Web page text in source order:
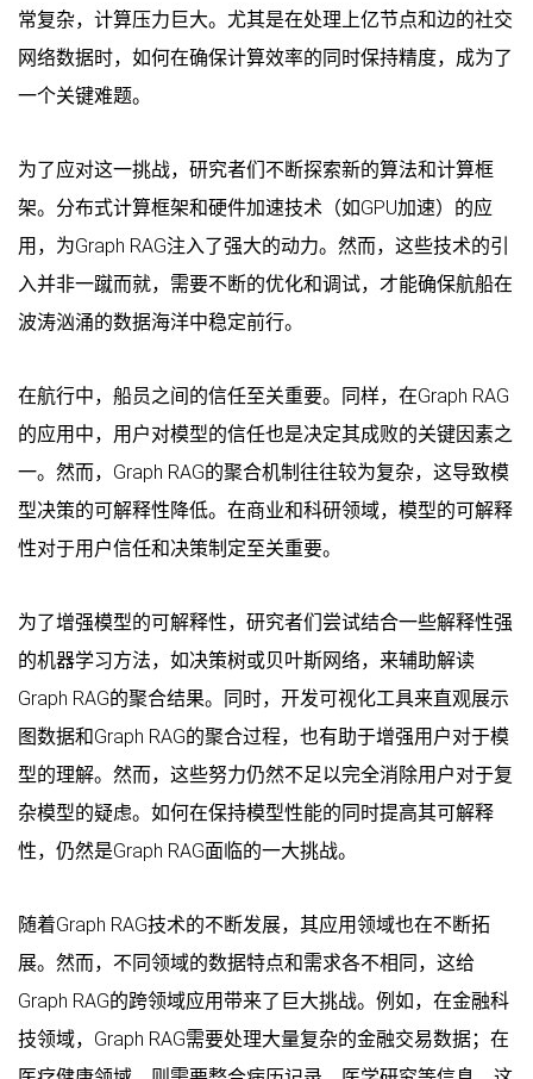
常复杂，计算压力巨大。尤其是在处理上亿节点和边的社交
网络数据时，如何在确保计算效率的同时保持精度，成为了
一个关键难题。
为了应对这一挑战，研究者们不断探索新的算法和计算框
架。分布式计算框架和硬件加速技术（如GPU加速）的应
用，为Graph RAG注入了强大的动力。然而，这些技术的引
入并非一蹴而就，需要不断的优化和调试，才能确保航船在
波涛汹涌的数据海洋中稳定前行。
在航行中，船员之间的信任至关重要。同样，在Graph RAG
的应用中，用户对模型的信任也是决定其成败的关键因素之
一。然而，Graph RAG的聚合机制往往较为复杂，这导致模
型决策的可解释性降低。在商业和科研领域，模型的可解释
性对于用户信任和决策制定至关重要。
为了增强模型的可解释性，研究者们尝试结合一些解释性强
的机器学习方法，如决策树或贝叶斯网络，来辅助解读
Graph RAG的聚合结果。同时，开发可视化工具来直观展示
图数据和Graph RAG的聚合过程，也有助于增强用户对于模
型的理解。然而，这些努力仍然不足以完全消除用户对于复
杂模型的疑虑。如何在保持模型性能的同时提高其可解释
性，仍然是Graph RAG面临的一大挑战。
随着Graph RAG技术的不断发展，其应用领域也在不断拓
展。然而，不同领域的数据特点和需求各不相同，这给
Graph RAG的跨领域应用带来了巨大挑战。例如，在金融科
技领域，Graph RAG需要处理大量复杂的金融交易数据；在